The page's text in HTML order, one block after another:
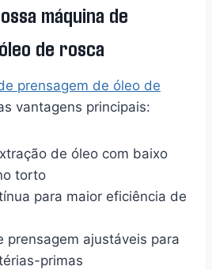
máquina de
de rosca
prensagem de óleo de
vantagens principais:
de óleo com baixo
torto
para maior eficiência de
prensagem ajustáveis para
primas